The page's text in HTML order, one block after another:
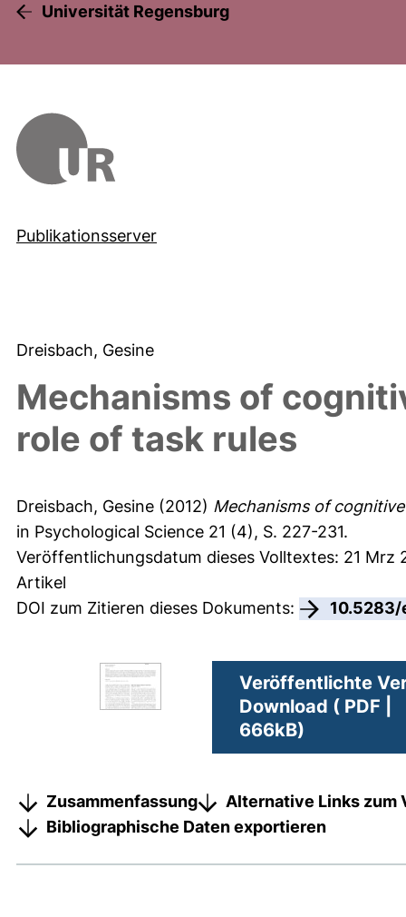
Universität Regensburg
Publikationsserver
Dreisbach, Gesine
Mechanisms of
role of task rules
Dreisbach, Gesine (2012) Mechanisms of
in Psychological Science 21 (4), S. 227-231.
Veröffentlichungsdatum dieses Volltextes: 21 Mrz
Artikel
DOI zum Zitieren dieses Dokuments:
Veröffentlichte
Download ( PDF |
666kB)
Zusammenfassung
Alternative Links zum
Bibliographische Daten exportieren